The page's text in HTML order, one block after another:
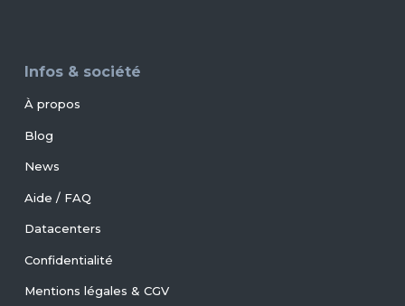
Infos & société
À propos
Blog
News
Aide / FAQ
Datacenters
Confidentialité
Mentions légales & CGV